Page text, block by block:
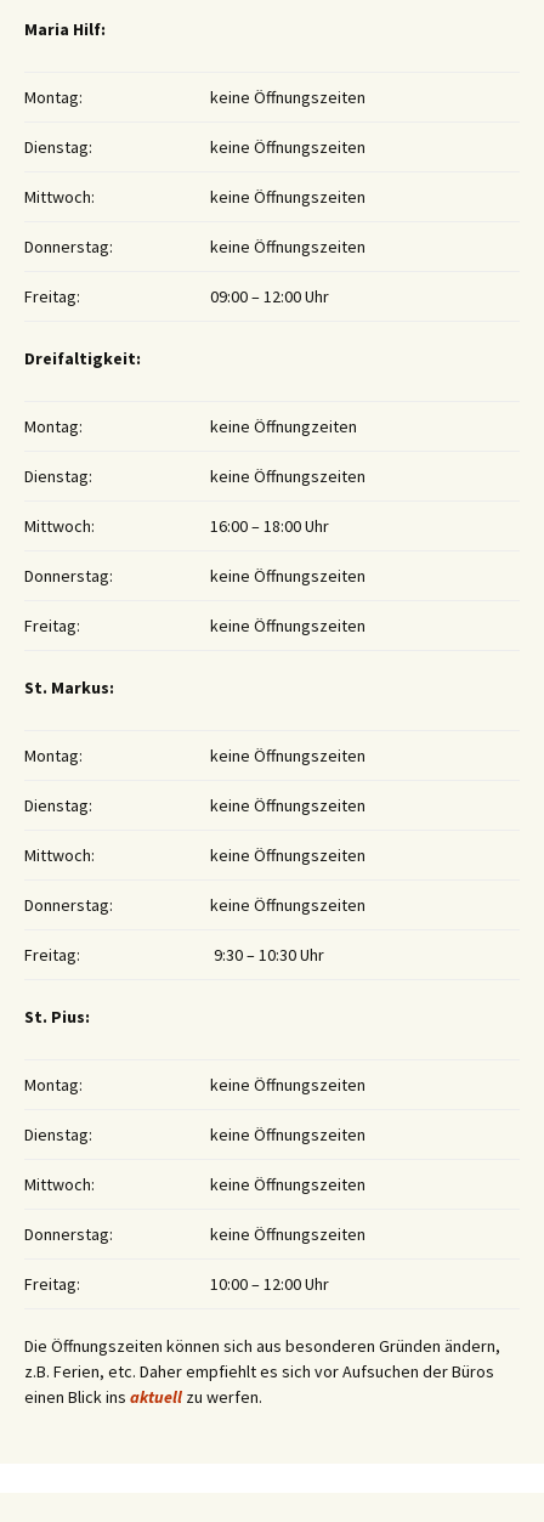
Maria Hilf:
Montag: keine Öffnungszeiten
Dienstag: keine Öffnungszeiten
Mittwoch: keine Öffnungszeiten
Donnerstag: keine Öffnungszeiten
Freitag: 09:00 – 12:00 Uhr
Dreifaltigkeit:
Montag: keine Öffnungzeiten
Dienstag: keine Öffnungszeiten
Mittwoch: 16:00 – 18:00 Uhr
Donnerstag: keine Öffnungszeiten
Freitag: keine Öffnungszeiten
St. Markus:
Montag: keine Öffnungszeiten
Dienstag: keine Öffnungszeiten
Mittwoch: keine Öffnungszeiten
Donnerstag: keine Öffnungszeiten
Freitag: 9:30 – 10:30 Uhr
St. Pius:
Montag: keine Öffnungszeiten
Dienstag: keine Öffnungszeiten
Mittwoch: keine Öffnungszeiten
Donnerstag: keine Öffnungszeiten
Freitag: 10:00 – 12:00 Uhr
Die Öffnungszeiten können sich aus besonderen Gründen ändern,
z.B. Ferien, etc. Daher empfiehlt es sich vor Aufsuchen der Büros
einen Blick ins aktuell zu werfen.